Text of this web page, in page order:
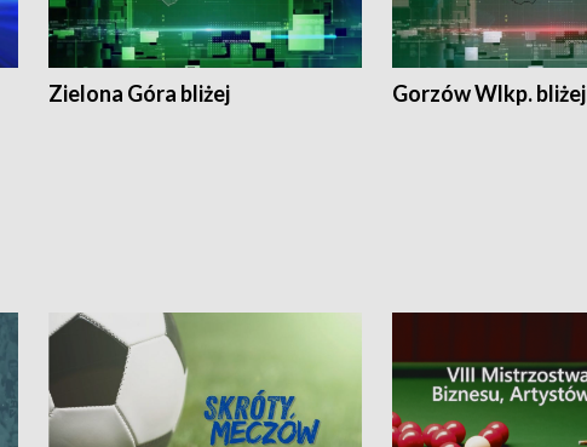
Zielona Góra bliżej Gorzów Wlkp. bliżej